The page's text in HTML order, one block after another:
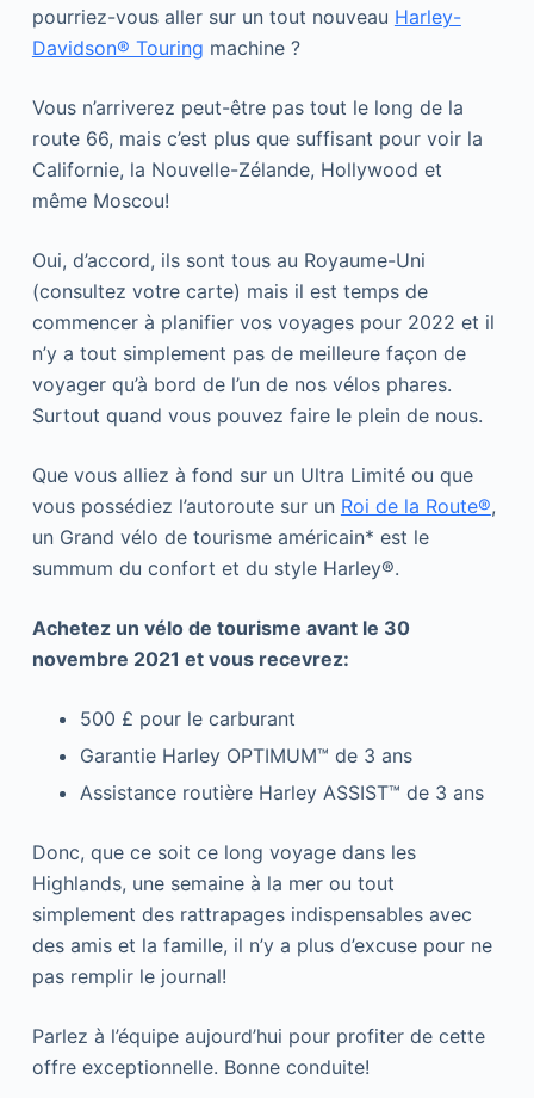
pourriez-vous aller sur un tout nouveau Harley-
Davidson® Touring machine ?
Vous n’arriverez peut-être pas tout le long de la
route 66, mais c’est plus que suffisant pour voir la
Californie, la Nouvelle-Zélande, Hollywood et
même Moscou!
Oui, d’accord, ils sont tous au Royaume-Uni
(consultez votre carte) mais il est temps de
commencer à planifier vos voyages pour 2022 et il
n’y a tout simplement pas de meilleure façon de
voyager qu’à bord de l’un de nos vélos phares.
Surtout quand vous pouvez faire le plein de nous.
Que vous alliez à fond sur un Ultra Limité ou que
vous possédiez l’autoroute sur un Roi de la Route®,
un Grand vélo de tourisme américain* est le
summum du confort et du style Harley®.
Achetez un vélo de tourisme avant le 30
novembre 2021 et vous recevrez:
500 £ pour le carburant
Garantie Harley OPTIMUM™ de 3 ans
Assistance routière Harley ASSIST™ de 3 ans
Donc, que ce soit ce long voyage dans les
Highlands, une semaine à la mer ou tout
simplement des rattrapages indispensables avec
des amis et la famille, il n’y a plus d’excuse pour ne
pas remplir le journal!
Parlez à l’équipe aujourd’hui pour profiter de cette
offre exceptionnelle. Bonne conduite!